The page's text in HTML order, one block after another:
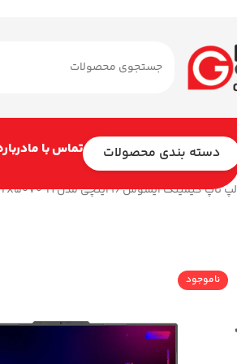
دسته بندی محصولات تماس با ما
لپ تاپ گیمینگ ایسوس 16 اینچی مدل ROG Strix G16 G614FR R9 9955HX3D 48GB 2TB RTX5070 Ti
ناموجود